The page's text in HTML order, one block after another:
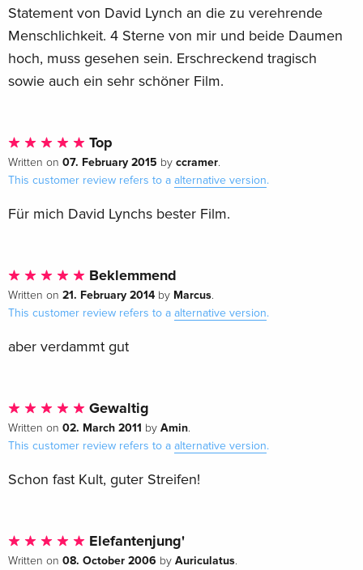
Statement von David Lynch an die zu verehrende
Menschlichkeit. 4 Sterne von mir und beide Daumen
hoch, muss gesehen sein. Erschreckend tragisch
sowie auch ein sehr schöner Film.
Top
Written on 07. February 2015 by ccramer.
This customer review refers to a alternative version.
Für mich David Lynchs bester Film.
Beklemmend
Written on 21. February 2014 by Marcus.
This customer review refers to a alternative version.
aber verdammt gut
Gewaltig
Written on 02. March 2011 by Amin.
This customer review refers to a alternative version.
Schon fast Kult, guter Streifen!
Elefantenjung'
Written on 08. October 2006 by Auriculatus.